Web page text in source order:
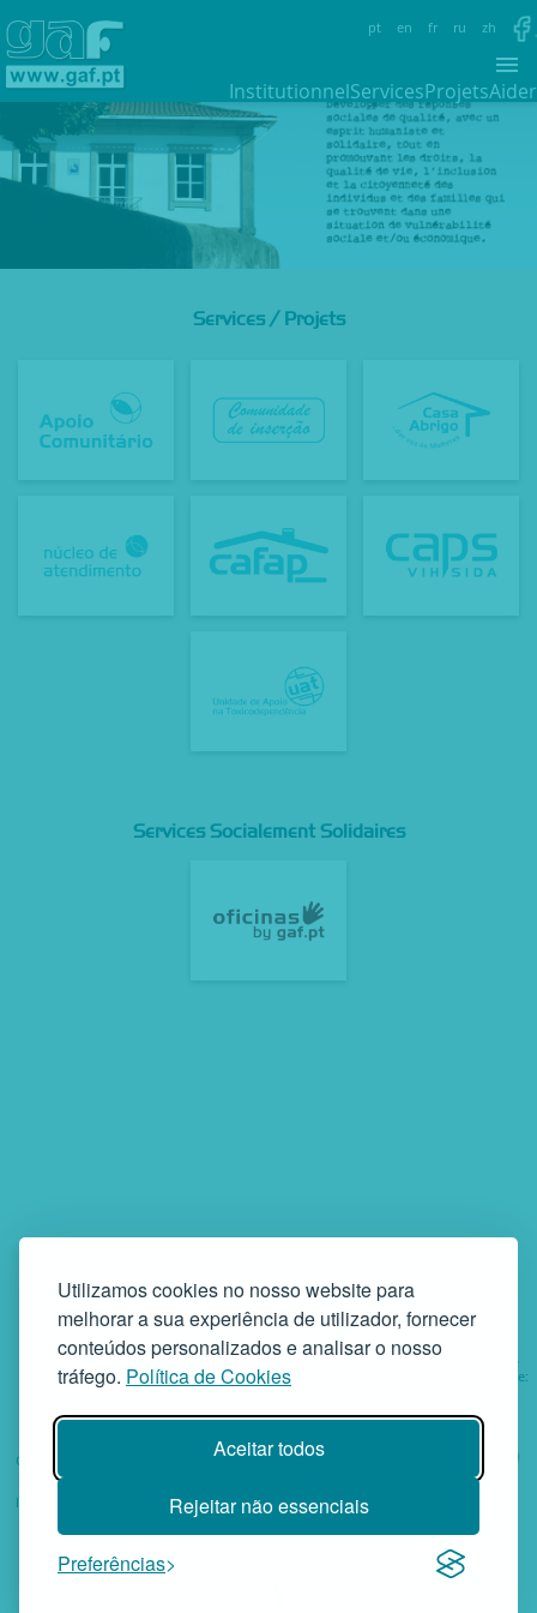
Utilizamos cookies no nosso website para
melhorar a sua experiência de utilizador, fornecer
conteúdos personalizados e analisar o nosso
tráfego. Política de Cookies
Aceitar todos
Rejeitar não essenciais
Preferências
pt en fr ru zh
InstitutionnelServicesProjetsAider
Services/ Projets
Services Socialement Solidaires
Oeuvre
Sociale de:
Institutionnel Services
Aider
GAF - Gabinete de Atendimento à Família • Rua da Bandeira, 342
4900-561 Viana do Castelo • tel. +351 258 829 138 • geral@gaf.pt
Instituiton Privée de Solidarité Sociale – Inscrite sous le n.º 58/96
Publié em D.R. III 14-03-1997 – N.º Fiscal 503748935
GAF © 2026 • Versão 4